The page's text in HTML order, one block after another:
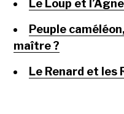
Le Loup et
Peuple
maître ?
Le Renard et les